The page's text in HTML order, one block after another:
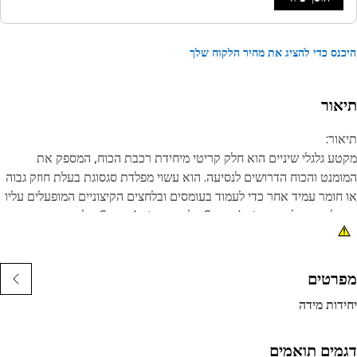
כדי להציג את מחיר הלקוח שלך
גלגלי שיניים הוא חלק קריטי מיחידת רכבת הכוח, המספק את
והכוח הדרושים לנסיעה. הוא עשוי מפלדת סגסוגת בעלת חוזק גבוה
עמיד אחר כדי לעמוד בעומסים ובלחצים הקיצוניים המופעלים עליו
במהלך הפעולה. שיני Sprocket על מקטע Sprocket של רכבת הכוח
בשרשרת המסילה או רכיבי הנעה אחרים, ומספקות כוח משיכה
לפי מפרטים מדויקים ונבנה לעמידות, אמינות ופרודוקטיביות.
מידה
תואמים